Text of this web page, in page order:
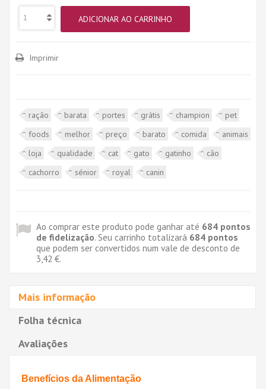
ADICIONAR AO CARRINHO
Imprimir
ração barata portes grátis champion
pet
foods
melhor preço barato comida
animais
loja
qualidade cat gato gatinho
cão
cachorro
sénior royal canin
Ao comprar este produto pode ganhar até 684 pontos
de fidelização. Seu carrinho totalizará 684 pontos
que podem ser convertidos num vale de desconto de
3,42 €.
Mais informação
Folha técnica
Avaliações
Benefícios da Alimentação